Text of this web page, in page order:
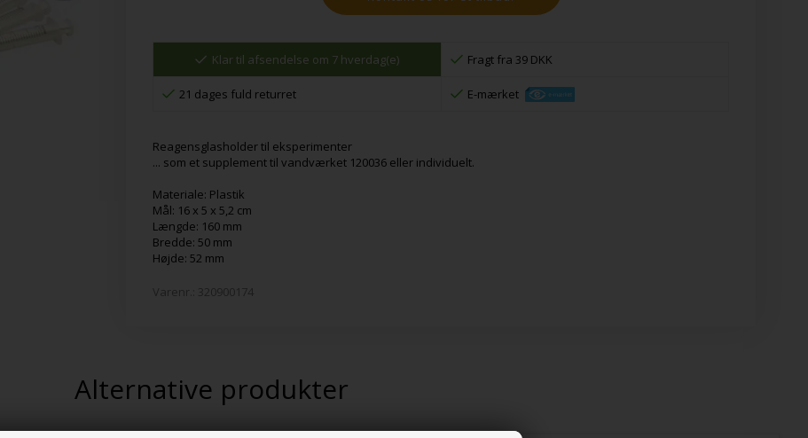
Klar til afsendelse om 7 hverdag(e) Fragt fra 39 DKK
21 dages fuld returret E-mærket
Reagensglasholder til eksperimenter
... som et supplement til vandværket 120036 eller individuelt.
Materiale: Plastik
Mål: 16 x 5 x 5,2 cm
Længde: 160 mm
Bredde: 50 mm
Højde: 52 mm
Varenr.: 320900174
Alternative produkter